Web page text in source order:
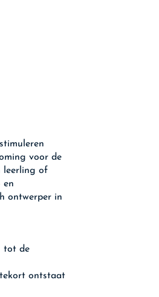
voor de
leerling of
en
ontwerper in
tot de
ontstaat